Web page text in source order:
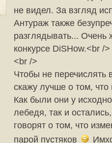
не видел. За взгляд
Антураж также
разглядывать... Очень
конкурсе DiSHow.<br />
<br />
Чтобы не перечислять
скажу лучше о том,
Как были они у
лебедя, так и
говорят о том, что
парой пустяков